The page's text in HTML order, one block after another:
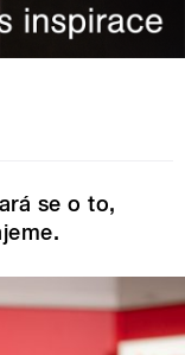
se o to,